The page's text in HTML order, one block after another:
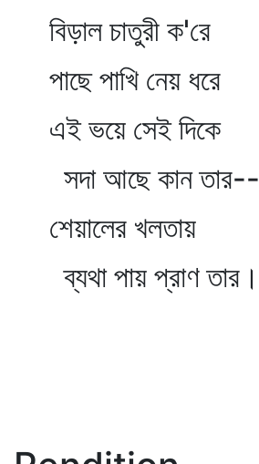
বিড়াল চাতুরী ক'রে
পাছে পাখি নেয় ধরে
এই ভয়ে সেই দিকে
সদা আছে কান তার--
শেয়ালের খলতায়
ব্যথা পায় প্রাণ তার।